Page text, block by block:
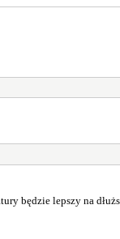
będzie lepszy na